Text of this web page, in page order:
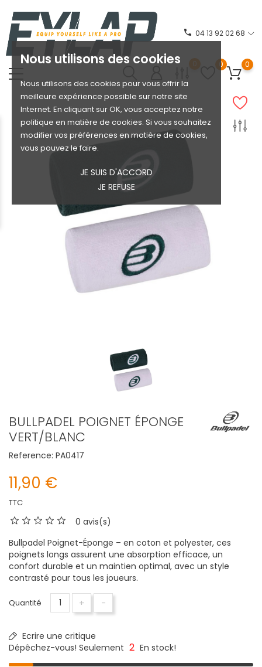
Nous utilisons des cookies
Nous utilisons des cookies pour vous offrir la
meilleure expérience possible sur notre site
Internet. En cliquant sur OK, vous acceptez notre
politique en matière de cookies. Si vous souhaitez
modifier vos préférences en matière de cookies,
vous pouvez le faire.
JE SUIS D'ACCORD
JE REFUSE
phone 04 13 92 02 68
0 0 0
BULLPADEL POIGNET ÉPONGE
VERT/BLANC
Reference: PA0417
11,90 €
TTC
0 avis(s)
Bullpadel Poignet-Éponge – en coton et polyester, ces
poignets longs assurent une absorption efficace, un
confort durable et un maintien optimal, avec un style
contrasté pour tous les joueurs.
Quantité + -
Ecrire une critique
Dépêchez-vous! Seulement 2 En stock!